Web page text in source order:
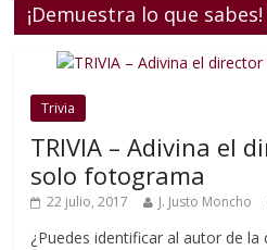
¡Demuestra lo que sabes!
Trivia
TRIVIA – Adivina el
solo fotograma
22 julio, 2017 J. Justo Moncho
¿Puedes identificar al autor de la